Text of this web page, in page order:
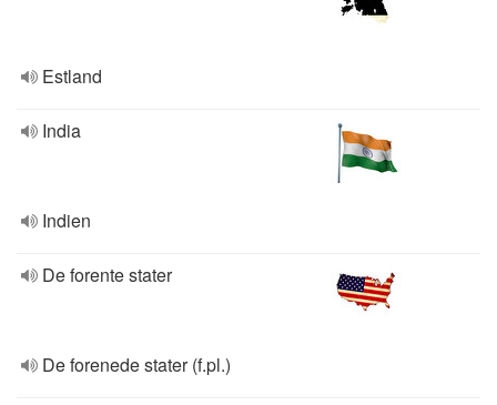
Estland
India
Indien
De forente stater
De forenede stater (f.pl.)